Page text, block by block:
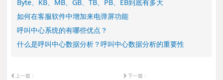
Byte、KB、MB、GB、TB、PB、EB到底有多大
如何在客服软件中增加来电弹屏功能
呼叫中心系统的有哪些优点？
什么是呼叫中心数据分析？呼叫中心数据分析的重要性
上一篇：
下一篇：